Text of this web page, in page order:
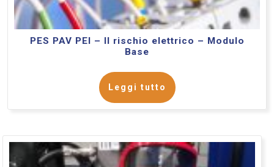
PES PAV PEI – Il rischio elettrico – Modulo
Base
Leggi tutto